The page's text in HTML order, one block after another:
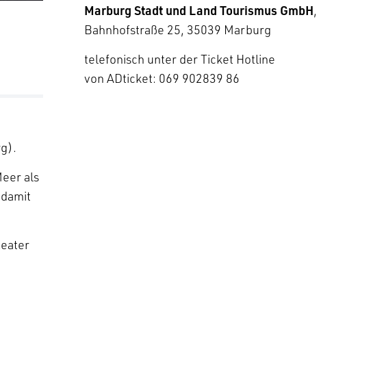
als
Marburg Stadt und Land Tourismus GmbH,
Bahnhofstraße 25, 35039 Marburg
telefonisch unter der Ticket Hotline
von ADticket: 069 902839 86